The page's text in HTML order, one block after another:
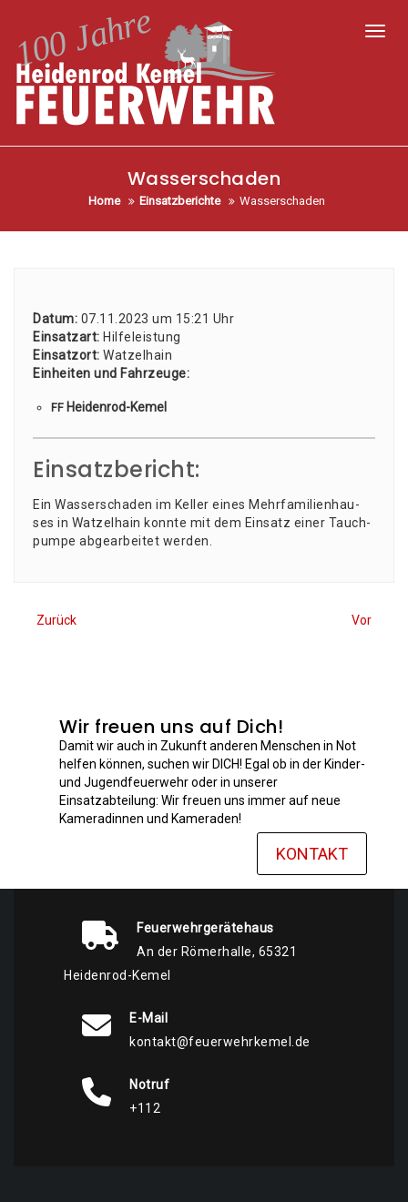
Wasserschaden
Home Einsatzberichte Wasserschaden
Datum: 07.11.2023 um 15:21 Uhr
Ein­satz­art: Hil­fe­leis­tung
Ein­satz­ort: Wat­zel­hain
Ein­hei­ten und Fahr­zeu­ge:
FF Hei­den­rod-Kemel
Einsatzbericht:
Ein Was­ser­scha­den im Kel­ler eines Mehr­fa­mi­li­en­hau­
ses in Wat­zel­hain konn­te mit dem Ein­satz einer Tauch­
pum­pe abge­ar­bei­tet werden.
Zurück Vor
Wir freuen uns auf Dich!
Damit wir auch in Zukunft anderen Menschen in Not
helfen können, suchen wir DICH! Egal ob in der Kinder-
und Jugendfeuerwehr oder in unserer
Einsatzabteilung: Wir freuen uns immer auf neue
Kameradinnen und Kameraden!
KONTAKT
Feuerwehrgerätehaus
An der Römerhalle, 65321
Heidenrod-Kemel
E-Mail
kontakt@feuerwehrkemel.de
Notruf
+112